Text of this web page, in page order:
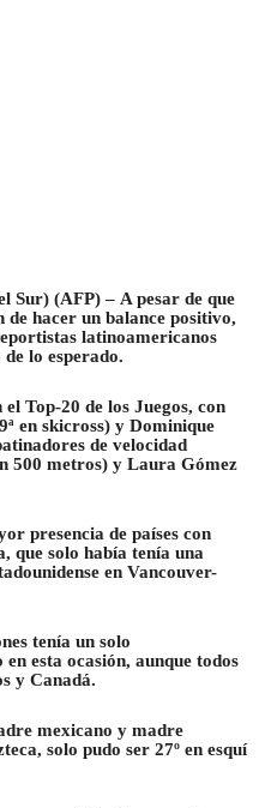
Sur) (AFP) – A pesar de que
hacer un balance positivo,
latinoamericanos
lo esperado.
Top-20 de los Juegos, con
en skicross) y Dominique
de velocidad
500 metros) y Laura Gómez
presencia de países con
, que solo había tenía una
en Vancouver-
tenía un solo
esta ocasión, aunque todos
y Canadá.
mexicano y madre
solo pudo ser 27º en esquí